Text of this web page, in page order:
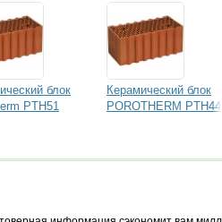
блок
PTH51
Керамический блок
POROTHERM PTH44